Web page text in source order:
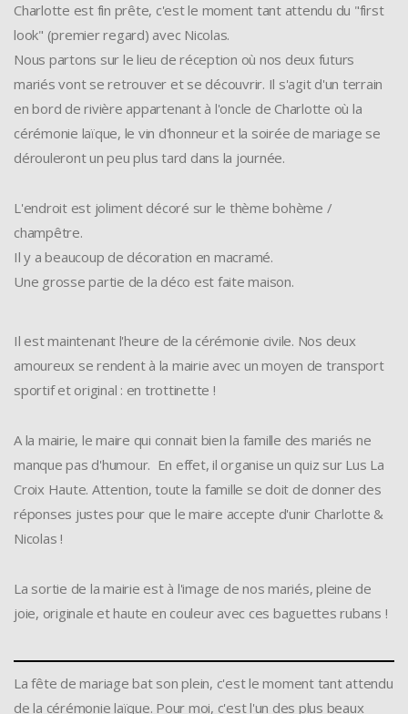
Charlotte est fin prête, c'est le moment tant attendu du "first
look" (premier regard) avec Nicolas.
Nous partons sur le lieu de réception où nos deux futurs
mariés vont se retrouver et se découvrir. Il s'agit d'un terrain
en bord de rivière appartenant à l'oncle de Charlotte où la
cérémonie laïque, le vin d'honneur et la soirée de mariage se
dérouleront un peu plus tard dans la journée.
L'endroit est joliment décoré sur le thème bohème /
champêtre.
Il y a beaucoup de décoration en macramé.
Une grosse partie de la déco est faite maison.
Il est maintenant l'heure de la cérémonie civile. Nos deux
amoureux se rendent à la mairie avec un moyen de transport
sportif et original : en trottinette !
A la mairie, le maire qui connait bien la famille des mariés ne
manque pas d'humour. En effet, il organise un quiz sur Lus La
Croix Haute. Attention, toute la famille se doit de donner des
réponses justes pour que le maire accepte d'unir Charlotte &
Nicolas !
La sortie de la mairie est à l'image de nos mariés, pleine de
joie, originale et haute en couleur avec ces baguettes rubans !
La fête de mariage bat son plein, c'est le moment tant attendu
de la cérémonie laïque. Pour moi, c'est l'un des plus beaux